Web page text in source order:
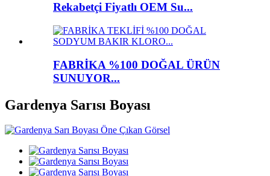
Rekabetçi Fiyatlı OEM Su...
FABRİKA %100 DOĞAL ÜRÜN
SUNUYOR...
Gardenya Sarısı Boyası